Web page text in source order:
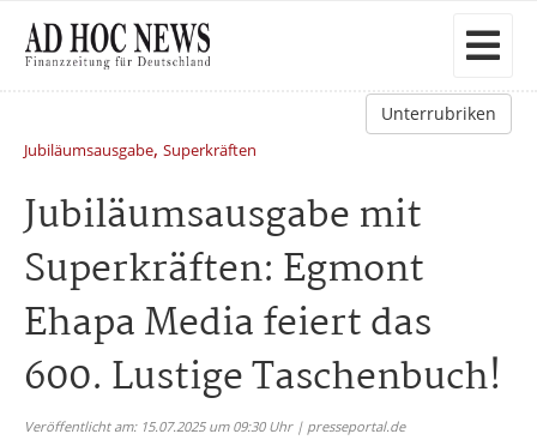
Unterrubriken
Jubiläumsausgabe, Superkräften
Jubiläumsausgabe mit
Superkräften: Egmont
Ehapa Media feiert das
600. Lustige Taschenbuch!
Veröffentlicht am: 15.07.2025 um 09:30 Uhr | presseportal.de